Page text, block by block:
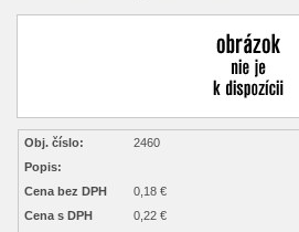
Obj. číslo:
2460
Popis:
Cena bez DPH
0,18 €
Cena s DPH
0,22 €